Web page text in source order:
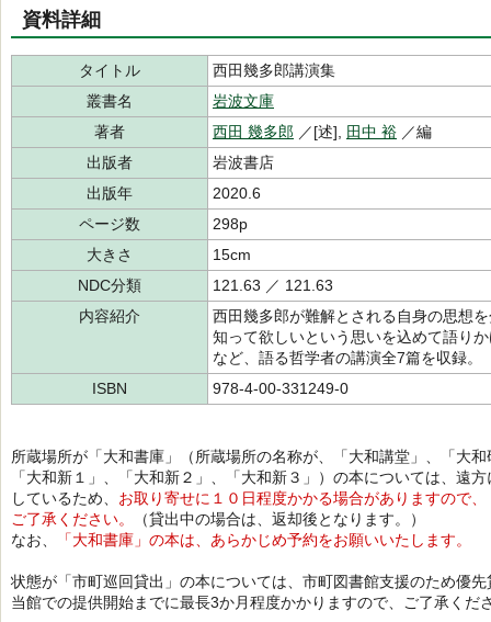
資料詳細
タイトル
西田幾多郎講演集
叢書名
岩波文庫
著者
西田 幾多郎 ／[述], 田中 裕 ／編
出版者
岩波書店
出版年
2020.6
ページ数
298p
大きさ
15cm
NDC分類
121.63 ／ 121.63
内容紹介
西田幾多郎が難解とされる自身の思想
知って欲しいという思いを込めて語り
など、語る哲学者の講演全7篇を収録。
ISBN
978-4-00-331249-0
所蔵場所が「大和書庫」（所蔵場所の名称が、「大和講堂」、「大和
「大和新１」、「大和新２」、「大和新３」）の本については、遠方
しているため、 お取り寄せに１０日程度かかる場合がありますので、
ご了承ください。
（貸出中の場合は、返却後となります。）
なお、
「大和書庫」の本は、あらかじめ予約をお願いいたします。
状態が「市町巡回貸出」の本については、市町図書館支援のため優
当館での提供開始までに最長3か月程度かかりますので、ご了承くだ